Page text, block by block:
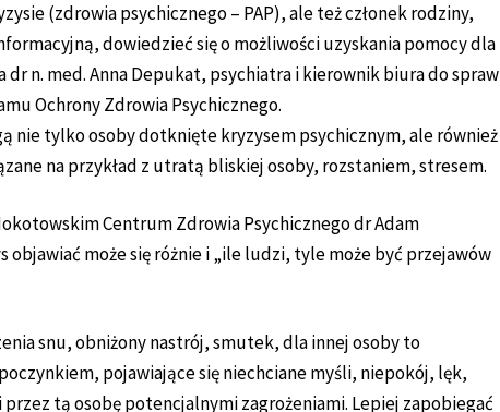
(zdrowia psychicznego – PAP), ale też członek rodziny,
dowiedzieć się o możliwości uzyskania pomocy dla
dr n. med. Anna Depukat, psychiatra i kierownik biura do spraw
Ochrony Zdrowia Psychicznego.
nie tylko osoby dotknięte kryzysem psychicznym, ale również
na przykład z utratą bliskiej osoby, rozstaniem, stresem.
Centrum Zdrowia Psychicznego dr Adam
objawiać może się różnie i „ile ludzi, tyle może być przejawów
snu, obniżony nastrój, smutek, dla innej osoby to
pojawiające się niechciane myśli, niepokój, lęk,
tą osobę potencjalnymi zagrożeniami. Lepiej zapobiegać